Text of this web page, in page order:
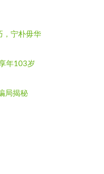
，宁朴毋华
年103岁
局揭秘